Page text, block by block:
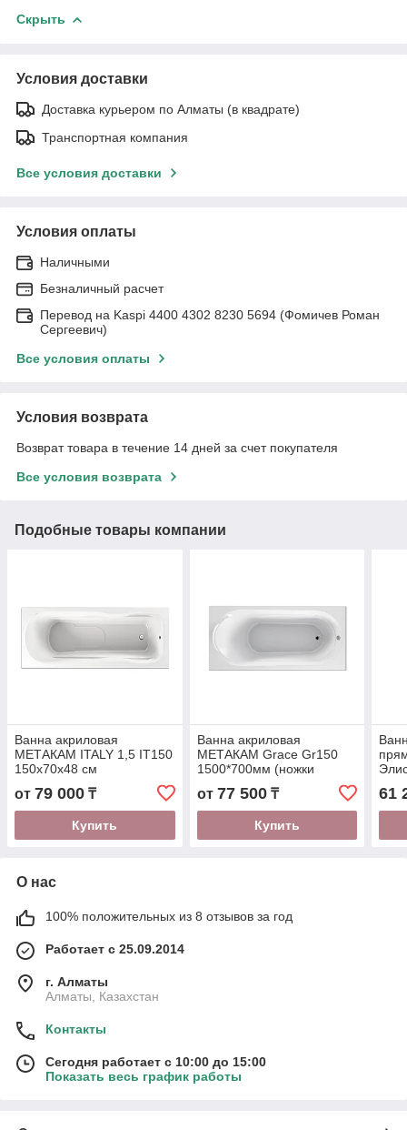
Скрыть
Условия доставки
Доставка курьером по Алматы (в квадрате)
Транспортная компания
Все условия доставки
Условия оплаты
Наличными
Безналичный расчет
Перевод на Kaspi 4400 4302 8230 5694 (Фомичев Роман
Сергеевич)
Все условия оплаты
Условия возврата
Возврат товара в течение 14 дней за счет покупателя
Все условия возврата
Подобные товары компании
Ванна акриловая
МЕТАКАМ ITALY 1,5 IT150
150х70х48 см
от 79 000 ₸
Купить
Ванна акриловая
МЕТАКАМ Grace Gr150
1500*700мм (ножки
от 77 500₸
Купить
61
О нас
100% положительных из 8 отзывов за год
Работает с 25.09.2014
г. Алматы
Алматы, Казахстан
Контакты
Сегодня работает с 10:00 до 15:00
Показать весь график работы